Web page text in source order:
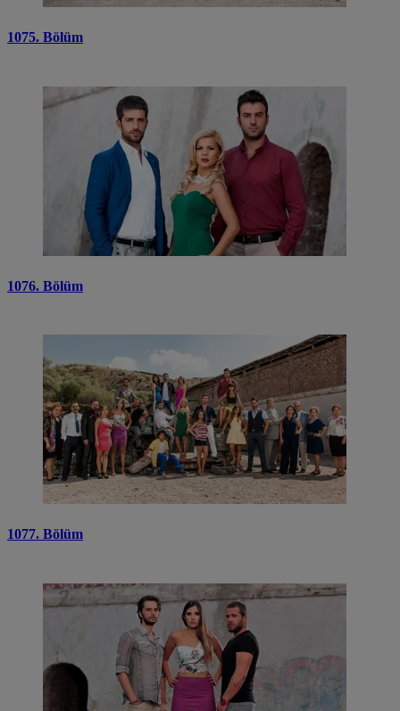
1075. Bölüm
1076. Bölüm
1077. Bölüm